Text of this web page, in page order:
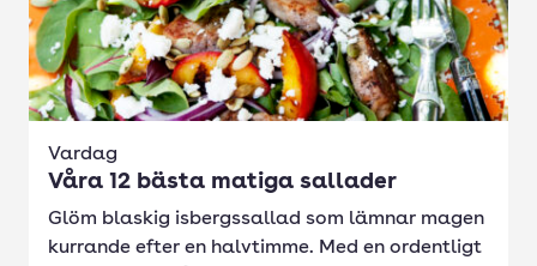
Vardag
Våra 12 bästa matiga sallader
Glöm blaskig isbergssallad som lämnar magen
kurrande efter en halvtimme. Med en ordentligt